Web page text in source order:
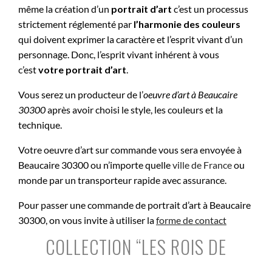
même la création d’un portrait d’art c’est un processus
strictement réglementé par l’harmonie des couleurs
qui doivent exprimer la caractère et l’esprit vivant d’un
personnage. Donc, l’esprit vivant inhérent à vous
c’estvotre portrait d’art.
Vous serez un producteur de l’oeuvre d’art à Beaucaire
30300après avoir choisi le style, les couleurs et la
technique.
Votre oeuvre d’art sur commande vous sera envoyée à
Beaucaire 30300 ou n’importe quelleville de Franceou
monde par un transporteur rapide avec assurance.
Pour passer une commande de portrait d’art à Beaucaire
30300, on vous invite à utiliser laforme de contact
COLLECTION “LES ROIS DE